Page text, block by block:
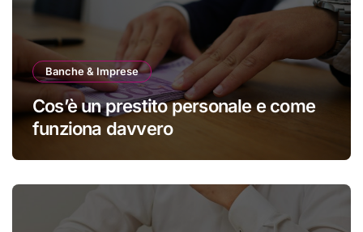
Banche & Imprese
Cos’è un prestito personale e come
funziona davvero